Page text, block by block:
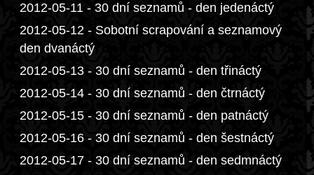
2012-05-11 - 30 dní seznamů - den jedenáctý
2012-05-12 - Sobotní scrapování a seznamový
den dvanáctý
2012-05-13 - 30 dní seznamů - den třináctý
2012-05-14 - 30 dní seznamů - den čtrnáctý
2012-05-15 - 30 dní seznamů - den patnáctý
2012-05-16 - 30 dní seznamů - den šestnáctý
2012-05-17 - 30 dní seznamů - den sedmnáctý